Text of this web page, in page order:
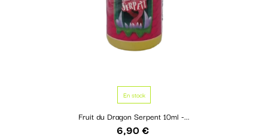
En stock
Fruit du Dragon Serpent 10ml -...
Prix
6,90 €